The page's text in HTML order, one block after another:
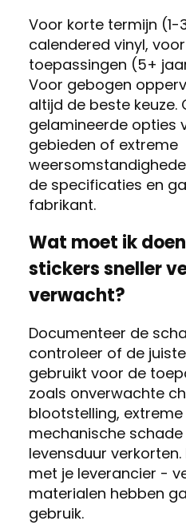
Voor korte termijn
calendered vinyl,
toepassingen (5+
Voor gebogen
altijd de beste keuze.
gelamineerde opties
gebieden of extreme
de specificaties en
fabrikant.
Wat moet ik
stickers sneller
verwacht?
Documenteer de
controleer of de
gebruikt voor de
zoals onverwachte
blootstelling,
mechanische schade
levensduur
met je leverancier -
materialen hebben
gebruik.